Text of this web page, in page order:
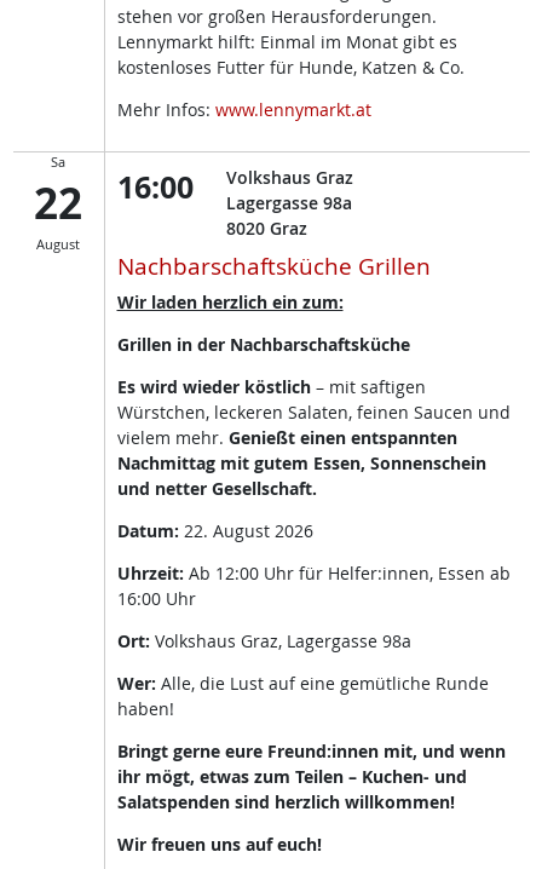
stehen vor großen Herausforderungen.
Lennymarkt hilft: Einmal im Monat gibt es
kostenloses Futter für Hunde, Katzen & Co.
Mehr Infos: www.lennymarkt.at
Sa
22
August
16:00
Volkshaus Graz
Lagergasse 98a
8020 Graz
Nachbarschaftsküche Grillen
Wir laden herzlich ein zum:
Grillen in der Nachbarschaftsküche
Es wird wieder köstlich – mit saftigen
Würstchen, leckeren Salaten, feinen Saucen und
vielem mehr. Genießt einen entspannten
Nachmittag mit gutem Essen, Sonnenschein
und netter Gesellschaft.
Datum: 22. August 2026
Uhrzeit: Ab 12:00 Uhr für Helfer:innen, Essen ab
16:00 Uhr
Ort: Volkshaus Graz, Lagergasse 98a
Wer: Alle, die Lust auf eine gemütliche Runde
haben!
Bringt gerne eure Freund:innen mit, und wenn
ihr mögt, etwas zum Teilen – Kuchen- und
Salatspenden sind herzlich willkommen!
Wir freuen uns auf euch!